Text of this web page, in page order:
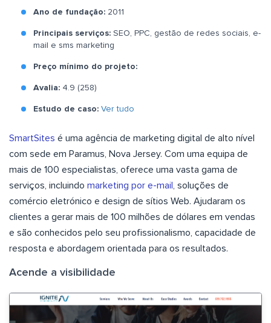
Ano de fundação: 2011
Principais serviços: SEO, PPC, gestão de redes sociais, e-
mail e sms marketing
Preço mínimo do projeto:
Avalia: 4.9 (258)
Estudo de caso: Ver tudo
SmartSites é uma agência de marketing digital de alto nível
com sede em Paramus, Nova Jersey. Com uma equipa de
mais de 100 especialistas, oferece uma vasta gama de
serviços, incluindo marketing por e-mail , soluções de
comércio eletrónico e design de sítios Web. Ajudaram os
clientes a gerar mais de 100 milhões de dólares em vendas
e são conhecidos pelo seu profissionalismo, capacidade de
resposta e abordagem orientada para os resultados.
Acende a visibilidade